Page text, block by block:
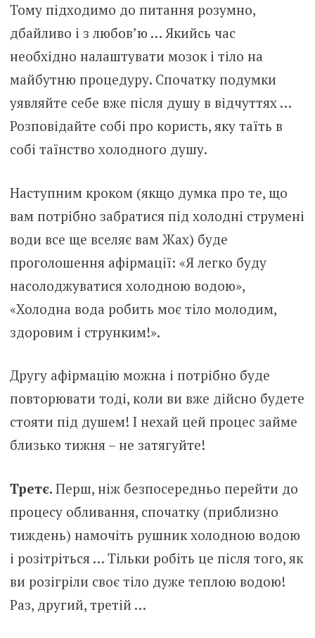
Тому підходимо до питання розумно,
дбайливо і з любов’ю … Якийсь час
необхідно налаштувати мозок і тіло на
майбутню процедуру. Спочатку подумки
уявляйте себе вже після душу в відчуттях …
Розповідайте собі про користь, яку таїть в
собі таїнство холодного душу.
Наступним кроком (якщо думка про те, що
вам потрібно забратися під холодні струмені
води все ще вселяє вам Жах) буде
проголошення афірмації: «Я легко буду
насолоджуватися холодною водою»,
«Холодна вода робить моє тіло молодим,
здоровим і струнким!».
Другу афірмацію можна і потрібно буде
повторювати тоді, коли ви вже дійсно будете
стояти під душем! І нехай цей процес займе
близько тижня – не затягуйте!
Третє. Перш, ніж безпосередньо перейти до
процесу обливання, спочатку (приблизно
тиждень) намочіть рушник холодною водою
і розітріться … Тільки робіть це після того, як
ви розігріли своє тіло дуже теплою водою!
Раз, другий, третій …